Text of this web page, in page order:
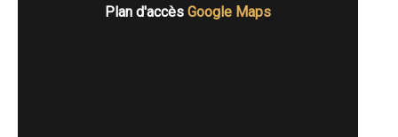
- L'isolation de vos combles à 1 euro* à Doyet
- L'isolation de vos combles à 1 euro* à Quinssaines
Plan d'accèsGoogle Maps